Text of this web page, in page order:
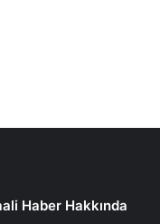
Haber Hakkında